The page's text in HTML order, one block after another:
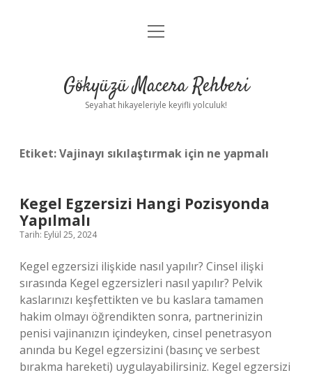
Anasayfa
Yasal Uyarı
menüyü
Gökyüzü Macera Rehberi
Seyahat hikayeleriyle keyifli yolculuk!
Etiket:Vajinayı sıkılaştırmak için ne yapmalı
Kegel Egzersizi Hangi Pozisyonda
Yapılmalı
Tarih: Eylül 25, 2024
Kegel egzersizi ilişkide nasıl yapılır? Cinsel ilişki
sırasında Kegel egzersizleri nasıl yapılır? Pelvik
kaslarınızı keşfettikten ve bu kaslara tamamen
hakim olmayı öğrendikten sonra, partnerinizin
penisi vajinanızın içindeyken, cinsel penetrasyon
anında bu Kegel egzersizini (basınç ve serbest
bırakma hareketi) uygulayabilirsiniz. Kegel egzersizi